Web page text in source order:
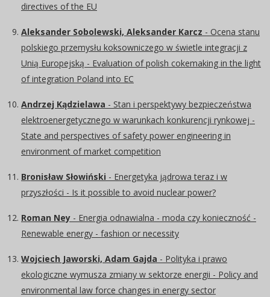
directives of the EU
Aleksander Sobolewski, Aleksander Karcz - Ocena stanu
polskiego przemysłu koksowniczego w świetle integracji z
Unią Europejską - Evaluation of polish cokemaking in the light
of integration Poland into EC
Andrzej Kądzielawa - Stan i perspektywy bezpieczeństwa
elektroenergetycznego w warunkach konkurencji rynkowej -
State and perspectives of safety power engineering in
environment of market competition
Bronisław Słowiński - Energetyka jądrowa teraz i w
przyszłości - Is it possible to avoid nuclear power?
Roman Ney - Energia odnawialna - moda czy konieczność -
Renewable energy - fashion or necessity
Wojciech Jaworski, Adam Gajda - Polityka i prawo
ekologiczne wymusza zmiany w sektorze energii - Policy and
environmental law force changes in energy sector